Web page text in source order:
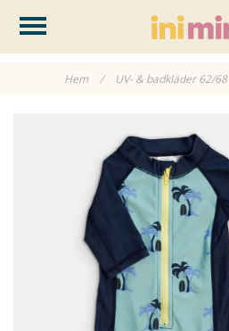
Hem / UV- & badkläder 62/68